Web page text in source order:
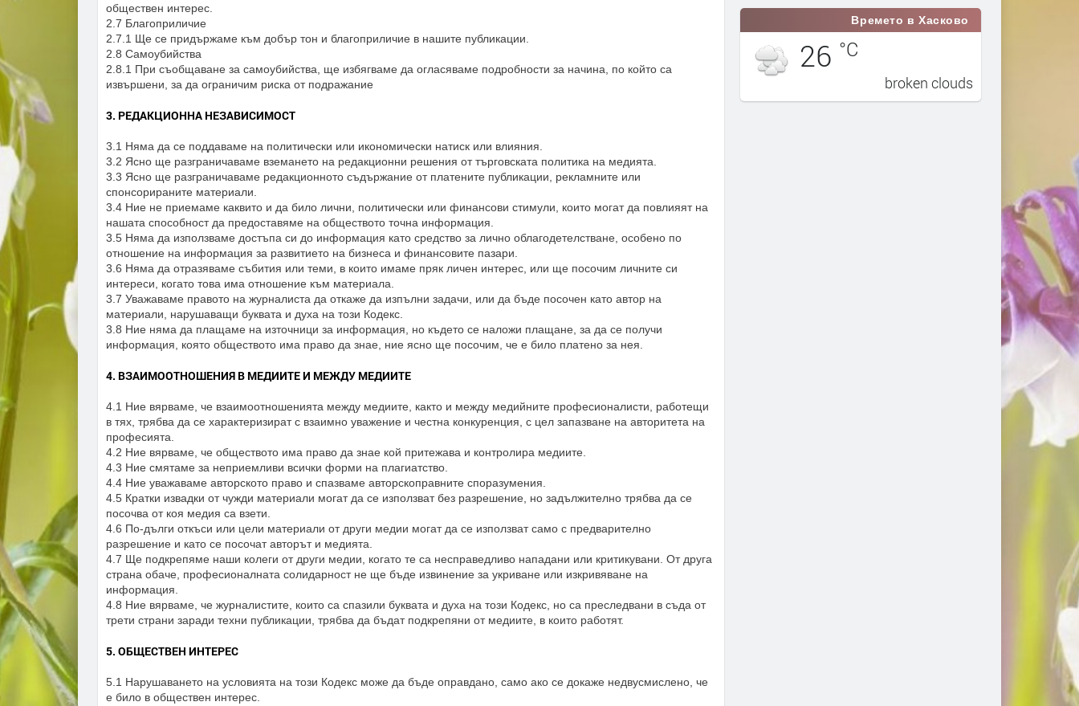
обществен интерес.
2.7 Благоприличие
2.7.1 Ще се придържаме към добър тон и благоприличие в нашите публикации.
2.8 Самоубийства
2.8.1 При съобщаване за самоубийства, ще избягваме да огласяваме подробности за начина, по който са
извършени, за да ограничим риска от подражание
3. РЕДАКЦИОННА НЕЗАВИСИМОСТ
3.1 Няма да се поддаваме на политически или икономически натиск или влияния.
3.2 Ясно ще разграничаваме вземането на редакционни решения от търговската политика на медията.
3.3 Ясно ще разграничаваме редакционното съдържание от платените публикации, рекламните или
спонсорираните материали.
3.4 Ние не приемаме каквито и да било лични, политически или финансови стимули, които могат да повлияят на
нашата способност да предоставяме на обществото точна информация.
3.5 Няма да използваме достъпа си до информация като средство за лично облагодетелстване, особено по
отношение на информация за развитието на бизнеса и финансовите пазари.
3.6 Няма да отразяваме събития или теми, в които имаме пряк личен интерес, или ще посочим личните си
интереси, когато това има отношение към материала.
3.7 Уважаваме правото на журналиста да откаже да изпълни задачи, или да бъде посочен като автор на
материали, нарушаващи буквата и духа на този Кодекс.
3.8 Ние няма да плащаме на източници за информация, но където се наложи плащане, за да се получи
информация, която обществото има право да знае, ние ясно ще посочим, че е било платено за нея.
4. ВЗАИМООТНОШЕНИЯ В МЕДИИТЕ И МЕЖДУ МЕДИИТЕ
4.1 Ние вярваме, че взаимоотношенията между медиите, както и между медийните професионалисти, работещи
в тях, трябва да се характеризират с взаимно уважение и честна конкуренция, с цел запазване на авторитета на
професията.
4.2 Ние вярваме, че обществото има право да знае кой притежава и контролира медиите.
4.3 Ние смятаме за неприемливи всички форми на плагиатство.
4.4 Ние уважаваме авторското право и спазваме авторскоправните споразумения.
4.5 Кратки извадки от чужди материали могат да се използват без разрешение, но задължително трябва да се
посочва от коя медия са взети.
4.6 По-дълги откъси или цели материали от други медии могат да се използват само с предварително
разрешение и като се посочат авторът и медията.
4.7 Ще подкрепяме наши колеги от други медии, когато те са несправедливо нападани или критикувани. От друга
страна обаче, професионалната солидарност не ще бъде извинение за укриване или изкривяване на
информация.
4.8 Ние вярваме, че журналистите, които са спазили буквата и духа на този Кодекс, но са преследвани в съда от
трети страни заради техни публикации, трябва да бъдат подкрепяни от медиите, в които работят.
5. ОБЩЕСТВЕН ИНТЕРЕС
5.1 Нарушаването на условията на този Кодекс може да бъде оправдано, само ако се докаже недвусмислено, че
е било в обществен интерес.
Времето в Хасково
26 °C
broken clouds